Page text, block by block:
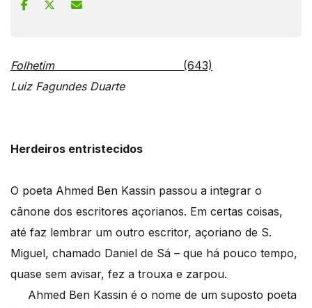
Folhetim
(643)
Luiz Fagundes Duarte
Herdeiros entristecidos
O poeta Ahmed Ben Kassin passou a integrar o
cânone dos escritores açorianos. Em certas coisas,
até faz lembrar um outro escritor, açoriano de S.
Miguel, chamado Daniel de Sá – que há pouco tempo,
quase sem avisar, fez a trouxa e zarpou.
Ahmed Ben Kassin é o nome de um suposto poeta